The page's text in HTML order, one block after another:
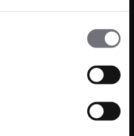
(NO) 28024